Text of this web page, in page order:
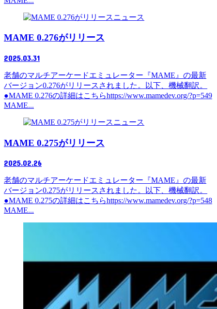
ニュース
MAME 0.276がリリース
2025.03.31
老舗のマルチアーケードエミュレーター『MAME』の最新
バージョン0.276がリリースされました。以下、機械翻訳。
●MAME 0.276の詳細はこちらhttps://www.mamedev.org/?p=549
MAME...
ニュース
MAME 0.275がリリース
2025.02.26
老舗のマルチアーケードエミュレーター『MAME』の最新
バージョン0.275がリリースされました。以下、機械翻訳。
●MAME 0.275の詳細はこちらhttps://www.mamedev.org/?p=548
MAME...